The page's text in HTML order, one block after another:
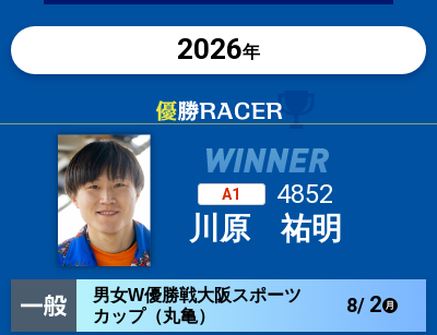
2026年
A1 4852
川原 祐明
男女W優勝戦大阪スポーツ
カップ（丸亀）
8/ 2